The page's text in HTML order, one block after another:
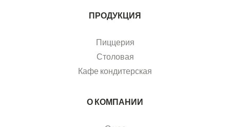
ПРОДУКЦИЯ
Пиццерия
Столовая
Кафе кондитерская
О КОМПАНИИ